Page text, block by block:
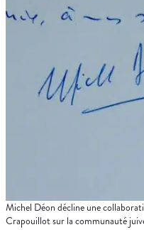
Michel Déon décline une
Crapouillot sur la communauté